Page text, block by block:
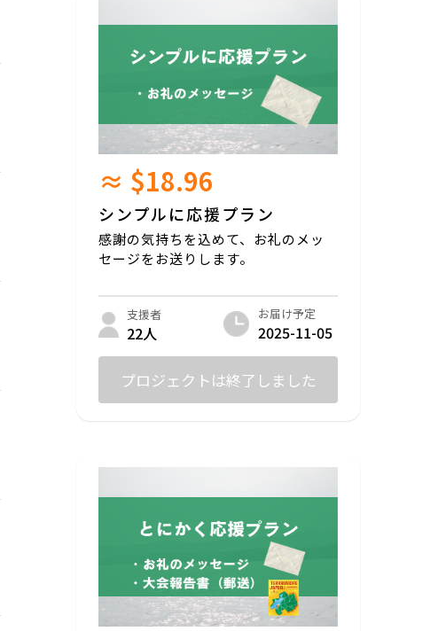
≈ $18.96
シンプルに応援プラン
感謝の気持ちを込めて、お礼のメッ
セージをお送りします。
支援者
22人
お届け予定
2025-11-05
プロジェクトは終了しました